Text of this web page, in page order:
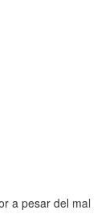
a pesar del mal